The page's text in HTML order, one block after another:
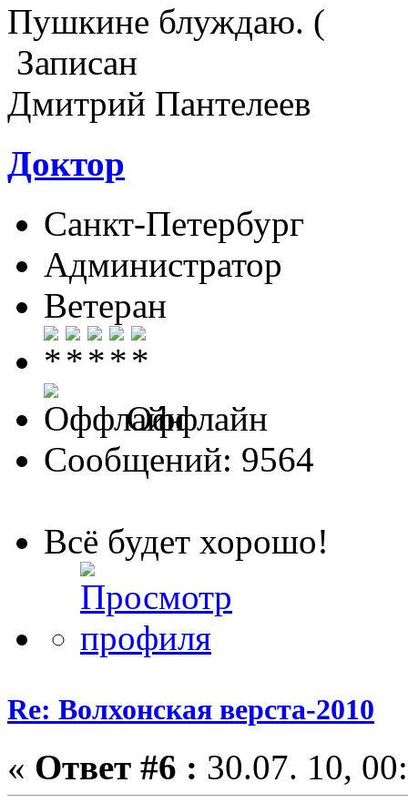
Пушкине блуждаю.
Записан
Дмитрий Пантелеев
Доктор
Санкт-Петербург
Администратор
Ветеран
Оффлайн
Сообщений: 9564
Всё будет хорошо!
Re: Волхонская верста-2010
« Ответ #6 : 30.07. 10,